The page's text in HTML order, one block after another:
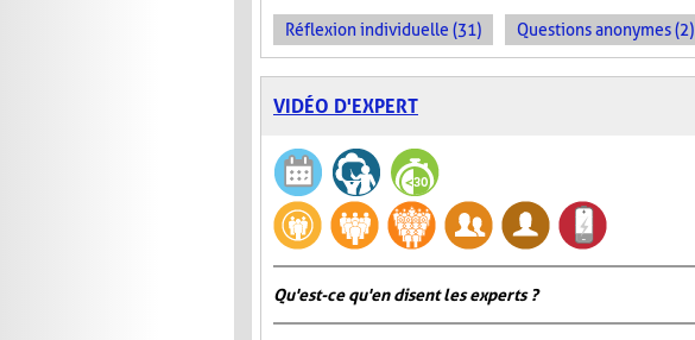
Réflexion individuelle (31) Questions anonymes (2)
VIDÉO D'EXPERT
Qu'est-ce qu'en disent les experts ?